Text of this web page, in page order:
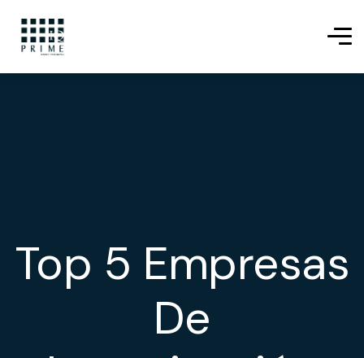
Top 5 Empresas
De